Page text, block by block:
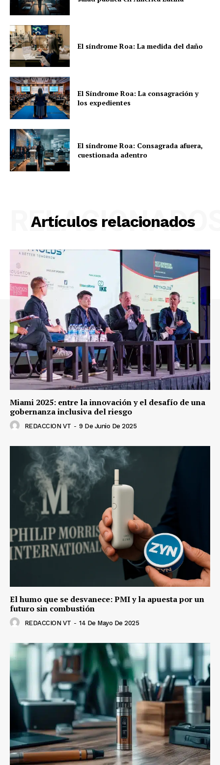
El síndrome Roa: La medida del daño
El Síndrome Roa: La consagración y
los expedientes
El síndrome Roa: Consagrada afuera,
cuestionada adentro
Artículos relacionados
Miami 2025: entre la innovación y el desafío de una
gobernanza inclusiva del riesgo
REDACCION VT - 9 De Junio De 2025
El humo que se desvanece: PMI y la apuesta por un
futuro sin combustión
REDACCION VT - 14 De Mayo De 2025